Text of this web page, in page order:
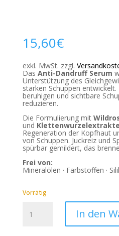
15,60€
exkl. MwSt. zzgl.
Das Anti-Dandruff Serum
Unterstützung des
starken Schuppen
beruhigen und sichtbare
reduzieren.
Die Formulierung mit
und
Regeneration der Kopfhaut
von Schuppen. Juckreiz und
spürbar gemildert, das
Frei von:
Mineralölen · Farbstoffen ·
Vorrätig
Organic
In den